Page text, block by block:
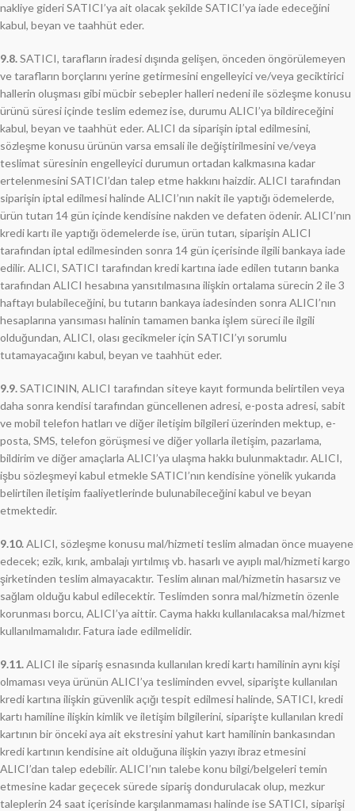
nakliye gideri SATICI’ya ait olacak şekilde SATICI’ya iade edeceğini
kabul, beyan ve taahhüt eder.
9.8.SATICI, tarafların iradesi dışında gelişen, önceden öngörülemeyen
ve tarafların borçlarını yerine getirmesini engelleyici ve/veya geciktirici
hallerin oluşması gibi mücbir sebepler halleri nedeni ile sözleşme konusu
ürünü süresi içinde teslim edemez ise, durumu ALICI’ya bildireceğini
kabul, beyan ve taahhüt eder. ALICI da siparişin iptal edilmesini,
sözleşme konusu ürünün varsa emsali ile değiştirilmesini ve/veya
teslimat süresinin engelleyici durumun ortadan kalkmasına kadar
ertelenmesini SATICI’dan talep etme hakkını haizdir. ALICI tarafından
siparişin iptal edilmesi halinde ALICI’nın nakit ile yaptığı ödemelerde,
ürün tutarı 14 gün içinde kendisine nakden ve defaten ödenir. ALICI’nın
kredi kartı ile yaptığı ödemelerde ise, ürün tutarı, siparişin ALICI
tarafından iptal edilmesinden sonra 14 gün içerisinde ilgili bankaya iade
edilir. ALICI, SATICI tarafından kredi kartına iade edilen tutarın banka
tarafından ALICI hesabına yansıtılmasına ilişkin ortalama sürecin 2 ile 3
haftayı bulabileceğini, bu tutarın bankaya iadesinden sonra ALICI’nın
hesaplarına yansıması halinin tamamen banka işlem süreci ile ilgili
olduğundan, ALICI, olası gecikmeler için SATICI’yı sorumlu
tutamayacağını kabul, beyan ve taahhüt eder.
9.9.SATICININ, ALICI tarafından siteye kayıt formunda belirtilen veya
daha sonra kendisi tarafından güncellenen adresi, e-posta adresi, sabit
ve mobil telefon hatları ve diğer iletişim bilgileri üzerinden mektup, e-
posta, SMS, telefon görüşmesi ve diğer yollarla iletişim, pazarlama,
bildirim ve diğer amaçlarla ALICI’ya ulaşma hakkı bulunmaktadır. ALICI,
işbu sözleşmeyi kabul etmekle SATICI’nın kendisine yönelik yukarıda
belirtilen iletişim faaliyetlerinde bulunabileceğini kabul ve beyan
etmektedir.
9.10.ALICI, sözleşme konusu mal/hizmeti teslim almadan önce muayene
edecek; ezik, kırık, ambalajı yırtılmış vb. hasarlı ve ayıplı mal/hizmeti kargo
şirketinden teslim almayacaktır. Teslim alınan mal/hizmetin hasarsız ve
sağlam olduğu kabul edilecektir. Teslimden sonra mal/hizmetin özenle
korunması borcu, ALICI’ya aittir. Cayma hakkı kullanılacaksa mal/hizmet
kullanılmamalıdır. Fatura iade edilmelidir.
9.11.ALICI ile sipariş esnasında kullanılan kredi kartı hamilinin aynı kişi
olmaması veya ürünün ALICI’ya tesliminden evvel, siparişte kullanılan
kredi kartına ilişkin güvenlik açığı tespit edilmesi halinde, SATICI, kredi
kartı hamiline ilişkin kimlik ve iletişim bilgilerini, siparişte kullanılan kredi
kartının bir önceki aya ait ekstresini yahut kart hamilinin bankasından
kredi kartının kendisine ait olduğuna ilişkin yazıyı ibraz etmesini
ALICI’dan talep edebilir. ALICI’nın talebe konu bilgi/belgeleri temin
etmesine kadar geçecek sürede sipariş dondurulacak olup, mezkur
taleplerin 24 saat içerisinde karşılanmaması halinde ise SATICI, siparişi